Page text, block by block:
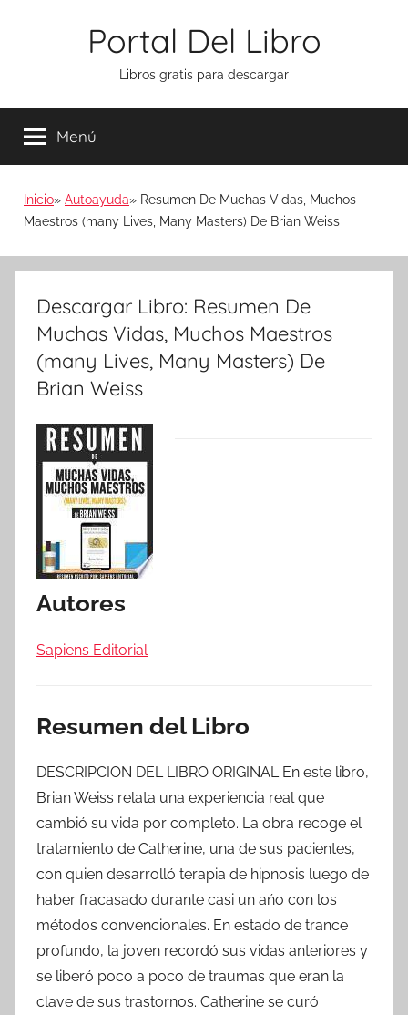
Portal Del Libro
Libros gratis para descargar
Menú
Inicio Autoayuda
Resumen De Muchas Vidas, Muchos
Maestros (many Lives, Many Masters) De Brian Weiss
Descargar Libro: Resumen De
Muchas Vidas, Muchos Maestros
(many Lives, Many Masters) De
Brian Weiss
Autores
Sapiens Editorial
Resumen del Libro
DESCRIPCION DEL LIBRO ORIGINAL En este libro,
Brian Weiss relata una experiencia real que
cambió su vida por completo. La obra recoge el
tratamiento de Catherine, una de sus pacientes,
con quien desarrolló terapia de hipnosis luego de
haber fracasado durante casi un ańo con los
métodos convencionales. En estado de trance
profundo, la joven recordó sus vidas anteriores y
se liberó poco a poco de traumas que eran la
clave de sus trastornos. Catherine se curó